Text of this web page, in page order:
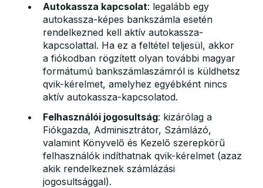
Autokassza kapcsolat: legalább egy
autokassza-képes bankszámla esetén
rendelkezned kell aktív autokassza-
kapcsolattal. Ha ez a feltétel teljesül, akkor
a fiókodban rögzített olyan további magyar
formátumú bankszámlaszámról is küldhetsz
qvik-kérelmet, amelyhez egyébként nincs
aktív autokassza-kapcsolatod.
Felhasználói jogosultság: kizárólag a
Fiókgazda, Adminisztrátor, Számlázó,
valamint Könyvelő és Kezelő szerepkörű
felhasználók indíthatnak qvik-kérelmet (azaz
akik rendelkeznek számlázási
jogosultsággal).